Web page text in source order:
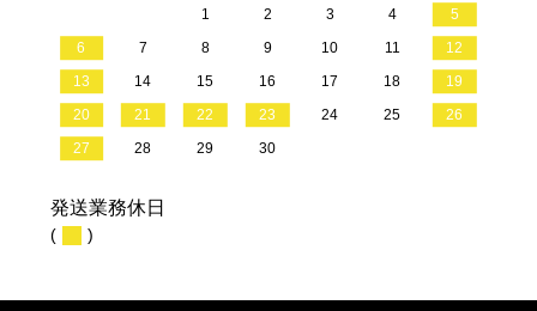
1 2 3 4
5
6
7 8 9 10 11
12
13
14 15 16 17 18
19
20
21 22 23 24 25
26
27
28 29 30
発送業務休日
( )